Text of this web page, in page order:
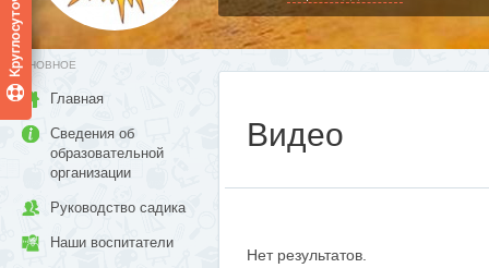
ОСНОВНОЕ
Главная
Сведения об
образовательной
организации
Руководство садика
Наши воспитатели
Видео
Нет результатов.